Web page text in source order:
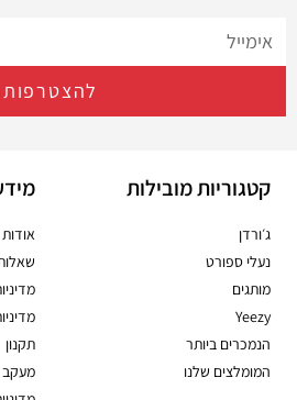
להצטרפות
קטגוריות מובילות
ג׳ורדן
נעלי ספורט
מותגים
Yeezy
הנמכרים ביותר
המומלצים שלנו
אודות
תקנון
מעקב